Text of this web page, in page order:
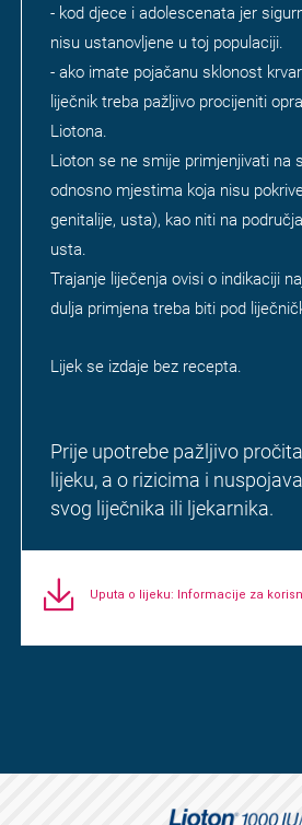
- kod djece i adolescenata jer
nisu ustanovljene u toj populaciji.
- ako imate pojačanu sklonost
liječnik treba pažljivo procijeniti
Liotona.
Lioton se ne smije primjenjivati na
odnosno mjestima koja nisu
genitalije, usta), kao niti na
usta.
Trajanje liječenja ovisi o indikaciji
dulja primjena treba biti pod
Lijek se izdaje bez recepta.
Prije upotrebe pažljivo
lijeku, a o rizicima i
svog liječnika ili ljekarnika.
Uputa o lijeku: Informacije za